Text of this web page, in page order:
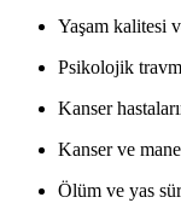
Yaşam kalitesi
Psikolojik
Kanser
Kanser ve
Ölüm ve yas